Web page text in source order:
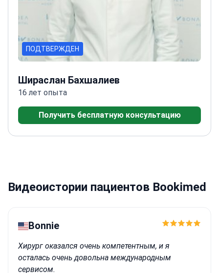
ПОДТВЕРЖДЕН
Шираслан Бахшалиев
16 лет опыта
Получить бесплатную консультацию
Видеоистории пациентов Bookimed
Bonnie
Хирург оказался очень компетентным, и я
осталась очень довольна международным
сервисом.